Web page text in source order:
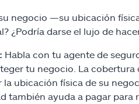
su negocio —su ubicación
¿Podría darse el lujo de
Habla con tu agente de
tu negocio. La
la ubicación física de su
también ayuda a pagar